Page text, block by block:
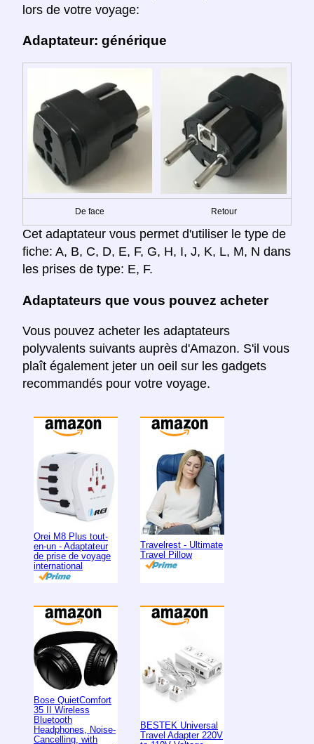
lors de votre voyage:
Adaptateur: générique
De face Retour
Cet adaptateur vous permet d'utiliser le type de
fiche: A, B, C, D, E, F, G, H, I, J, K, L, M, N dans
les prises de type: E, F.
Adaptateurs que vous pouvez acheter
Vous pouvez acheter les adaptateurs
polyvalents suivants auprès d'Amazon. S'il vous
plaît également jeter un oeil sur les gadgets
recommandés pour votre voyage.
Orei M8 Plus tout-
en-un - Adaptateur
de prise de voyage
international
Travelrest - Ultimate
Travel Pillow
Bose QuietComfort
35 II Wireless
Bluetooth
Headphones, Noise-
Cancelling, with
BESTEK Universal
Travel Adapter 220V